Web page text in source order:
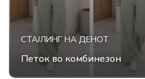
СТАЈЛИНГ НА ДЕНОТ
Петок во комбинезон